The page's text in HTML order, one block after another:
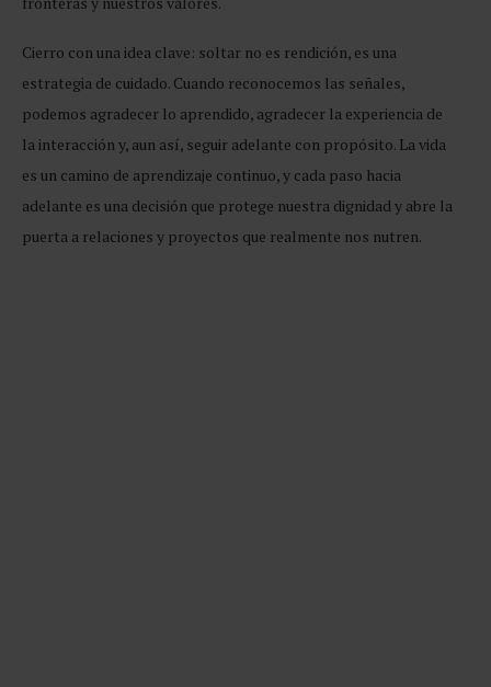
Cierro con una idea clave: soltar no es rendición, es una
estrategia de cuidado. Cuando reconocemos las señales,
podemos agradecer lo aprendido, agradecer la experiencia de
la interacción y, aun así, seguir adelante con propósito. La vida
es un camino de aprendizaje continuo, y cada paso hacia
adelante es una decisión que protege nuestra dignidad y abre la
puerta a relaciones y proyectos que realmente nos nutren.